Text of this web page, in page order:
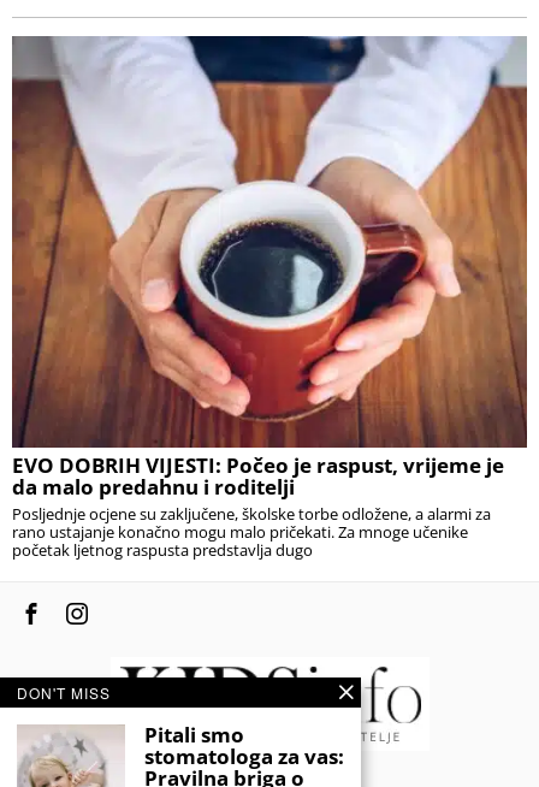
EVO DOBRIH VIJESTI: Počeo je raspust, vrijeme je
da malo predahnu i roditelji
Posljednje ocjene su zaključene, školske torbe odložene, a alarmi za
rano ustajanje konačno mogu malo pričekati. Za mnoge učenike
početak ljetnog raspusta predstavlja dugo
DON'T MISS
Pitali smo
stomatologa za vas:
Pravilna briga o